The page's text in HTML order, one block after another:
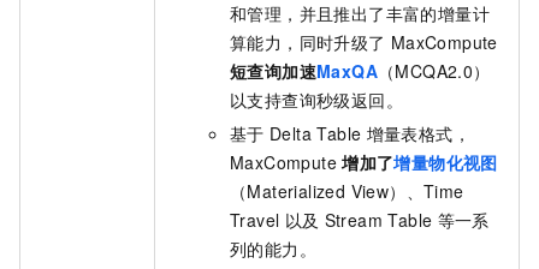
和管理，并且推出了丰富的增量计
算能力，同时升级了 MaxCompute
短查询加速MaxQA （MCQA2.0）
以支持查询秒级返回。
基于 Delta Table 增量表格式，
MaxCompute 增加了增量物化视图
（Materialized View）、Time
Travel 以及 Stream Table 等一系
列的能力。